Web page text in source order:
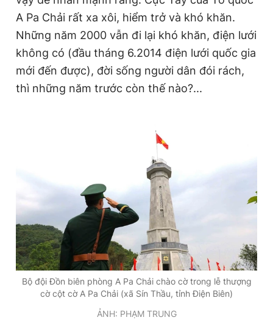
A Pa Chải rất xa xôi, hiểm trở và khó khăn.
Những năm 2000 vẫn đi lại khó khăn, điện lưới
không có (đầu tháng 6.2014 điện lưới quốc gia
mới đến được), đời sống người dân đói rách,
thì những năm trước còn thế nào?...
Bộ đội Đồn biên phòng A Pa Chải chào cờ trong lễ thượng
cờ cột cờ A Pa Chải (xã Sín Thầu, tỉnh Điện Biên)
ẢNH: PHẠM TRUNG